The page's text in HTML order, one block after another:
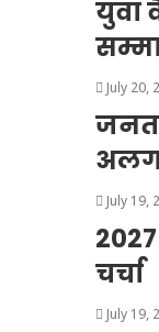
युवा
July 20,
अलग
July 19,
चर्चा
July 19,